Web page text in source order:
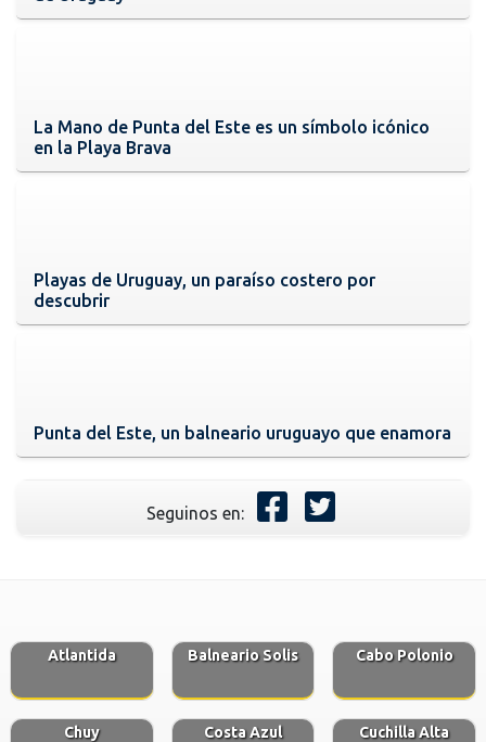
La Mano de Punta del Este es un símbolo icónico
en la Playa Brava
Playas de Uruguay, un paraíso costero por
descubrir
Punta del Este, un balneario uruguayo que enamora
Seguinos en:
Atlantida Balneario Solis Cabo Polonio
Chuy Costa Azul Cuchilla Alta